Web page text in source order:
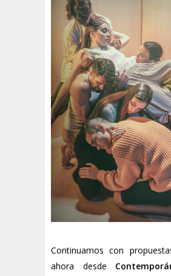
Continuamos con
ahora desde